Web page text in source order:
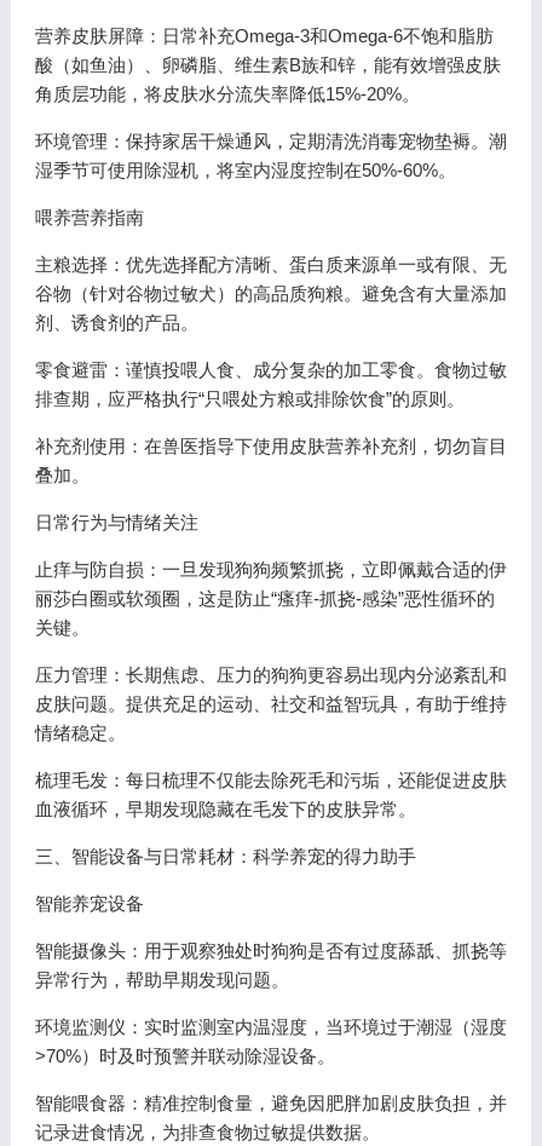
营养皮肤屏障：日常补充Omega-3和Omega-6不饱和脂肪
酸（如鱼油）、卵磷脂、维生素B族和锌，能有效增强皮肤
角质层功能，将皮肤水分流失率降低15%-20%。
环境管理：保持家居干燥通风，定期清洗消毒宠物垫褥。潮
湿季节可使用除湿机，将室内湿度控制在50%-60%。
喂养营养指南
主粮选择：优先选择配方清晰、蛋白质来源单一或有限、无
谷物（针对谷物过敏犬）的高品质狗粮。避免含有大量添加
剂、诱食剂的产品。
零食避雷：谨慎投喂人食、成分复杂的加工零食。食物过敏
排查期，应严格执行“只喂处方粮或排除饮食”的原则。
补充剂使用：在兽医指导下使用皮肤营养补充剂，切勿盲目
叠加。
日常行为与情绪关注
止痒与防自损：一旦发现狗狗频繁抓挠，立即佩戴合适的伊
丽莎白圈或软颈圈，这是防止“瘙痒-抓挠-感染”恶性循环的
关键。
压力管理：长期焦虑、压力的狗狗更容易出现内分泌紊乱和
皮肤问题。提供充足的运动、社交和益智玩具，有助于维持
情绪稳定。
梳理毛发：每日梳理不仅能去除死毛和污垢，还能促进皮肤
血液循环，早期发现隐藏在毛发下的皮肤异常。
三、智能设备与日常耗材：科学养宠的得力助手
智能养宠设备
智能摄像头：用于观察独处时狗狗是否有过度舔舐、抓挠等
异常行为，帮助早期发现问题。
环境监测仪：实时监测室内温湿度，当环境过于潮湿（湿度
>70%）时及时预警并联动除湿设备。
智能喂食器：精准控制食量，避免因肥胖加剧皮肤负担，并
记录进食情况，为排查食物过敏提供数据。